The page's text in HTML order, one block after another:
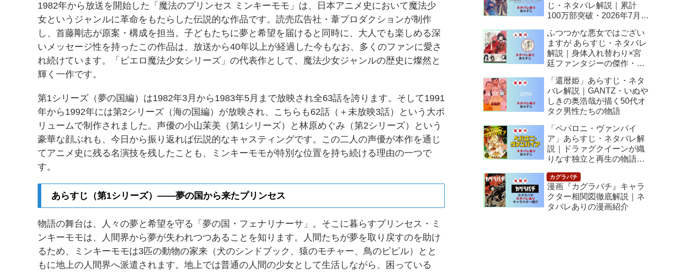
1982年から放送を開始した「魔法のプリンセス ミンキーモモ」は、日本アニメ史において魔法少
女というジャンルに革命をもたらした伝説的な作品です。読売広告社・葦プロダクションが制作
し、首藤剛志が原案・構成を担当。子どもたちに夢と希望を届けると同時に、大人でも楽しめる深
いメッセージ性を持ったこの作品は、放送から40年以上が経過した今もなお、多くのファンに愛さ
れ続けています。「ピエロ魔法少女シリーズ」の代表作として、魔法少女ジャンルの歴史に燦然と
輝く一作です。
第1シリーズ（夢の国編）は1982年3月から1983年5月まで放映され全63話を誇ります。そして1991
年から1992年には第2シリーズ（海の国編）が放映され、こちらも62話（＋未放映3話）という大ボ
リュームで制作されました。声優の小山茉美（第1シリーズ）と林原めぐみ（第2シリーズ）という
豪華な顔ぶれも、今日から振り返れば伝説的なキャスティングです。この二人の声優が本作を通じ
てアニメ史に残る名演技を残したことも、ミンキーモモが特別な位置を持ち続ける理由の一つで
す。
あらすじ（第1シリーズ）——夢の国から来たプリンセス
物語の舞台は、人々の夢と希望を守る「夢の国・フェナリナーサ」。そこに暮らすプリンセス・ミ
ンキーモモは、人間界から夢が失われつつあることを知ります。人間たちが夢を取り戻すのを助け
るため、ミンキーモモは3匹の動物の家来（犬のシンドブック、猿のモチャー、鳥のピピル）とと
もに地上の人間界へ派遣されます。地上では普通の人間の少女として生活しながら、困っている
じ・ネタバレ解説｜累計
100万部突破・2026年7月ア
逆転人生
ふつつかな悪女ではござい
ますが あらすじ・ネタバレ
解説｜身体入れ替わり×宮
廷ファンタジーの傑作・
「還暦姫」あらすじ・ネタ
バレ解説｜GANTZ・いぬや
しきの奥浩哉が描く50代オ
タク男性たちの物語
「ペパロニ・ヴァンパイ
ア」あらすじ・ネタバレ解
説｜ドラァグクイーンが織
りなす独立と再生の物語
漫画『カグラバチ』キャラ
クター相関図徹底解説｜ネ
タバレありの漫画紹介